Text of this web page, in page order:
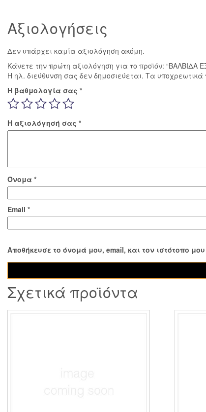
Αξιολογήσεις
Δεν υπάρχει καμία αξιολόγηση ακόμη.
Κάνετε την πρώτη αξιολόγηση για το προϊόν: “ΒΑΛΒΙΔΑ
Η ηλ. διεύθυνση σας δεν δημοσιεύεται. Τα υποχρεωτικά
Η βαθμολογία σας *
Η αξιολόγησή σας *
Όνομα *
Email *
Αποθήκευσε το όνομά μου, email, και τον ιστότοπο
Σχετικά προϊόντα